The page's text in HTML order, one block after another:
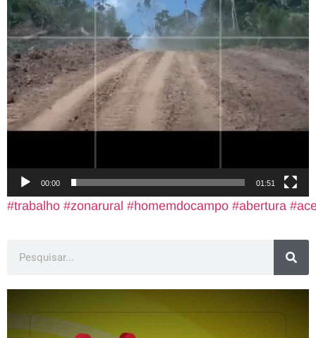
00:00 01:51
#trabalho #zonarural #homemdocampo #abertura